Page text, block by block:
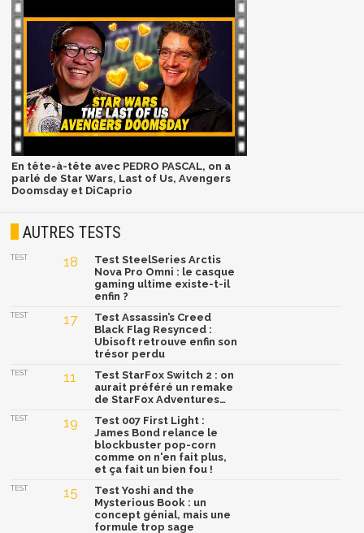
En tête-à-tête avec PEDRO PASCAL, on a
parlé de Star Wars, Last of Us, Avengers
Doomsday et DiCaprio
AUTRES TESTS
TEST 18
Test SteelSeries Arctis
Nova Pro Omni : le casque
gaming ultime existe-t-il
enfin ?
TEST 17
Test Assassin’s Creed
Black Flag Resynced :
Ubisoft retrouve enfin son
trésor perdu
TEST 11
Test StarFox Switch 2 : on
aurait préféré un remake
de StarFox Adventures…
TEST 19
Test 007 First Light :
James Bond relance le
blockbuster pop-corn
comme on n'en fait plus,
et ça fait un bien fou !
TEST 15
Test Yoshi and the
Mysterious Book : un
concept génial, mais une
formule trop sage